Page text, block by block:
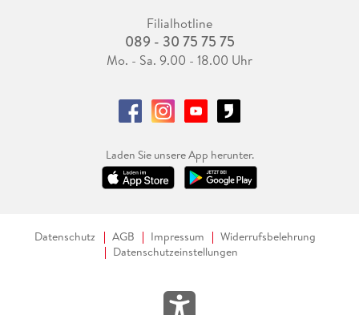
Filialhotline
089 - 30 75 75 75
Mo. - Sa. 9.00 - 18.00 Uhr
Laden Sie unsere App herunter.
Datenschutz AGB Impressum
Widerrufsbelehrung
Datenschutzeinstellungen